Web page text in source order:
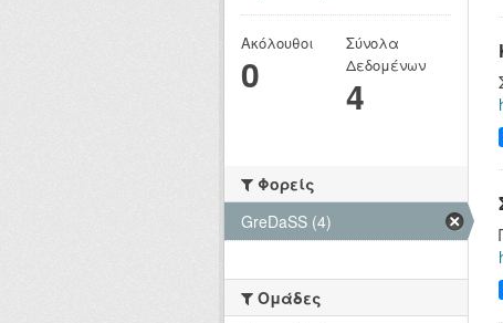
Ακόλουθοι
0
Σύνολα
Δεδομένων
4
Φορείς
GreDaSS (4)
Ομάδες